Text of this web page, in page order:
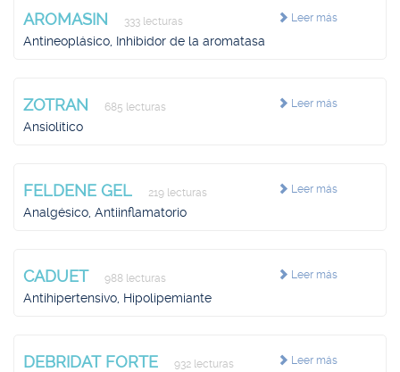
Leer más
AROMASIN 333 lecturas
Antineoplásico, Inhibidor de la aromatasa
Leer más
ZOTRAN 685 lecturas
Ansiolítico
Leer más
FELDENE GEL 219 lecturas
Analgésico, Antiinflamatorio
Leer más
CADUET 988 lecturas
Antihipertensivo, Hipolipemiante
Leer más
DEBRIDAT FORTE 932 lecturas